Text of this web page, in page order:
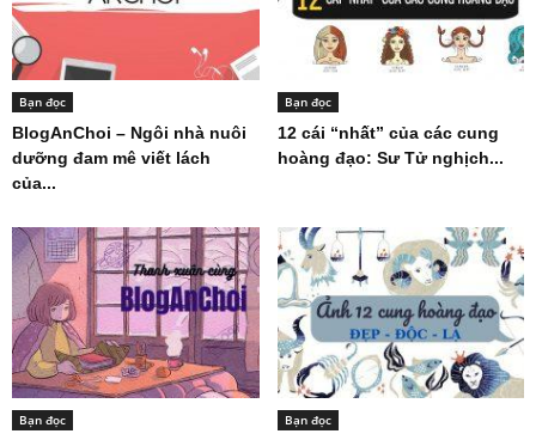
Bạn đọc
BlogAnChoi – Ngôi nhà nuôi
dưỡng đam mê viết lách
của...
Bạn đọc
12 cái “nhất” của các cung
hoàng đạo: Sư Tử nghịch...
Bạn đọc Bạn đọc